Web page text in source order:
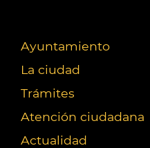
Ayuntamiento
La ciudad
Trámites
Atención ciudadana
Actualidad